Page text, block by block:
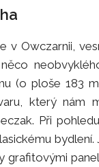
v Owczarnii,
(o ploše 183
který nám
Při
grafitovými